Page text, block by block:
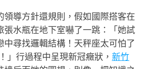
領導方針還規則，假如國際搭客在
張水瓶在地下室嚇了一跳：「她試
中尋找邏輯結構！天秤座太可怕了
！」行過程中呈現新冠癥狀， 新竹